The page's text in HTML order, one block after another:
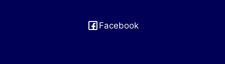
Facebook